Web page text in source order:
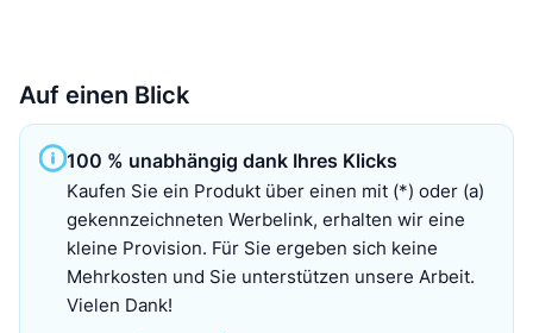
Auf einen Blick
100 % unabhängig dank Ihres Klicks
Kaufen Sie ein Produkt über einen mit (*) oder (a)
gekennzeichneten Werbelink, erhalten wir eine
kleine Provision. Für Sie ergeben sich keine
Mehrkosten und Sie unterstützen unsere Arbeit.
Vielen Dank!